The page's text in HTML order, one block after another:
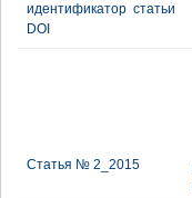
идентификатор статьи
DOI
Статья № 2_2015